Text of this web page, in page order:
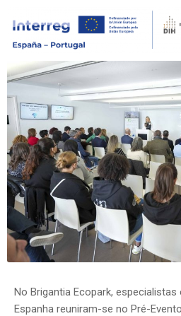
No Brigantia Ecopark,
Espanha reuniram-se no Pré-